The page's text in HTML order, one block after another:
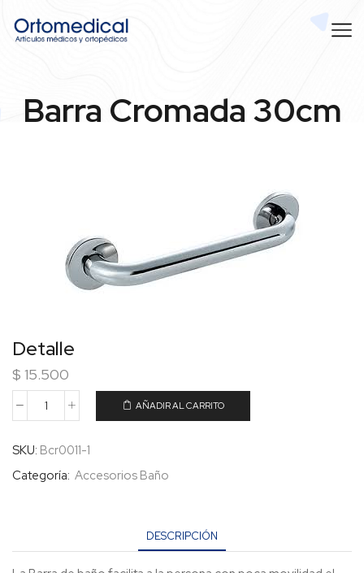
Barra Cromada 30cm
Detalle
$ 15.500
AÑADIR AL CARRITO
SKU: Bcr0011-1
Categoría: Accesorios Baño
DESCRIPCIÓN